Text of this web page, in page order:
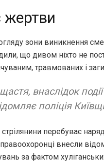
жертви
зони виникнення
що дивом ніхто не
травмованих і
внаслідок
поліція
стрілянини перебуває
внесли
за фактом